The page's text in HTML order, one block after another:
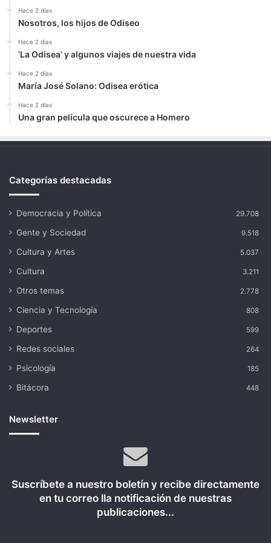
Hace 2 días
Nosotros, los hijos de Odiseo
Hace 2 días
‘La Odisea’ y algunos viajes de nuestra vida
Hace 2 días
María José Solano: Odisea erótica
Hace 2 días
Una gran película que oscurece a Homero
Categorías destacadas
Democracia y Política 29.708
Gente y Sociedad 9.518
Cultura y Artes 5.037
Cultura 3.211
Otros temas 2.778
Ciencia y Tecnología 808
Deportes 599
Redes sociales 264
Psicología 185
Bitácora 448
Newsletter
Suscríbete a nuestro boletín y recibe directamente
en tu correo lla notificación de nuestras
publicaciones...